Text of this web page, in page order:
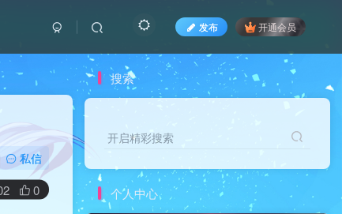
发布 开通会员
私信
0
搜索
开启精彩搜索
个人中心